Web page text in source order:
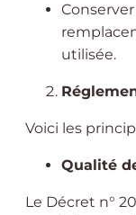
utilisée.
Voici les
Qualité
Le Décret n°